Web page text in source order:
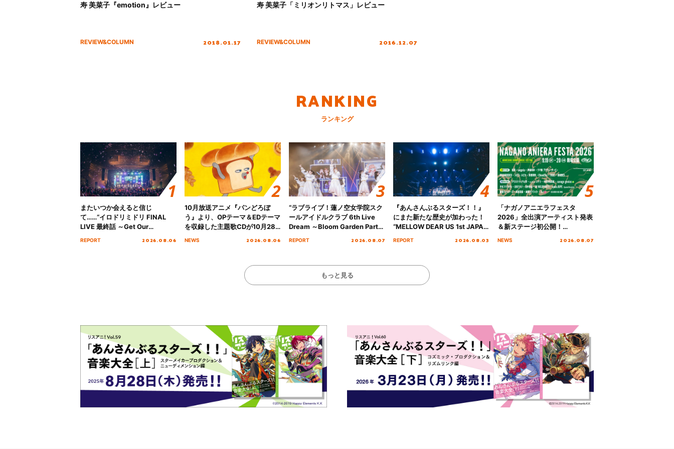
寿 美菜子『emotion』レビュー
REVIEW&COLUMN 2018.01.17
寿 美菜子「ミリオンリトマス」レビュー
REVIEW&COLUMN 2016.12.07
RANKING
ランキング
またいつか会えると信じ
て……“イロドリミドリ FINAL
LIVE 最終話 ～Get Our
REPORT 2026.08.06
10月放送アニメ『パンどろぼ
う』より、OPテーマ＆EDテーマ
を収録した主題歌CDが10月28
NEWS 2026.08.06
“ラブライブ！蓮ノ空女学院スク
ールアイドルクラブ 6th Live
Dream ～Bloom Garden Party
REPORT 2026.08.07
『あんさんぶるスターズ！！』
にまた新たな歴史が加わった！
“MELLOW DEAR US 1st JAPAN
REPORT 2026.08.03
「ナガノアニエラフェスタ
2026」全出演アーティスト発表
＆新ステージ初公開！
NEWS 2026.08.07
もっと見る